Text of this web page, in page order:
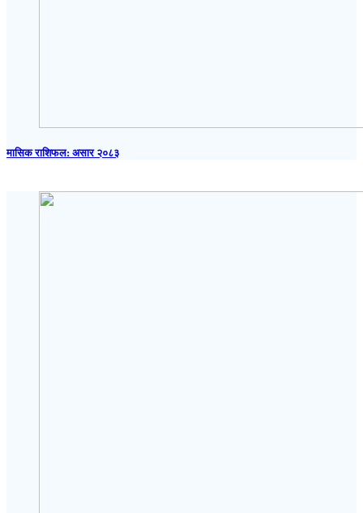
मासिक राशिफल: असार २०८३